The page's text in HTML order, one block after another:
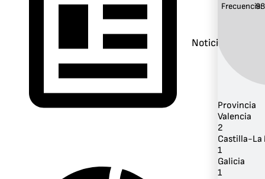
Noticias
Frecuencia:
Provincia
Valencia
2
Castilla-La
1
Galicia
1